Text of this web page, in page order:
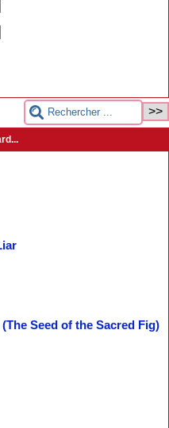
Seed of the Sacred Fig)